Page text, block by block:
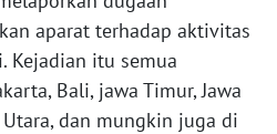
aparat terhadap aktivitas
Kejadian itu semua
Bali, jawa Timur, Jawa
dan mungkin juga di